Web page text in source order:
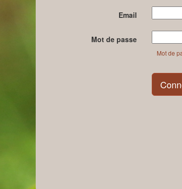
Email
Mot de passe
Mot de